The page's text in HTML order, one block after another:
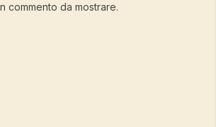
commento da mostrare.